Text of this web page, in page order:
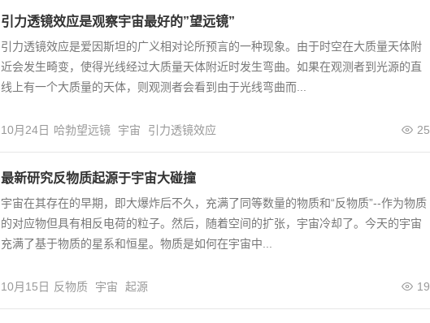
引力透镜效应是观察宇宙最好的”望远镜”
引力透镜效应是爱因斯坦的广义相对论所预言的一种现象。由于时空在大质量天体附
近会发生畸变，使得光线经过大质量天体附近时发生弯曲。如果在观测者到光源的直
线上有一个大质量的天体，则观测者会看到由于光线弯曲而...
10月24日 25
哈勃望远镜 宇宙 引力透镜效应
最新研究反物质起源于宇宙大碰撞
宇宙在其存在的早期，即大爆炸后不久，充满了同等数量的物质和“反物质”--作为物质
的对应物但具有相反电荷的粒子。然后，随着空间的扩张，宇宙冷却了。今天的宇宙
充满了基于物质的星系和恒星。物质是如何在宇宙中...
10月15日 19
反物质 宇宙 起源